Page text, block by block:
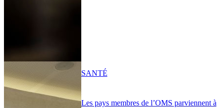
Les pays membres de l’OMS parviennent à
SANTÉ